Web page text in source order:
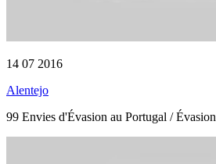
14 07 2016
Alentejo
99 Envies d'Évasion au Portugal / Évasion